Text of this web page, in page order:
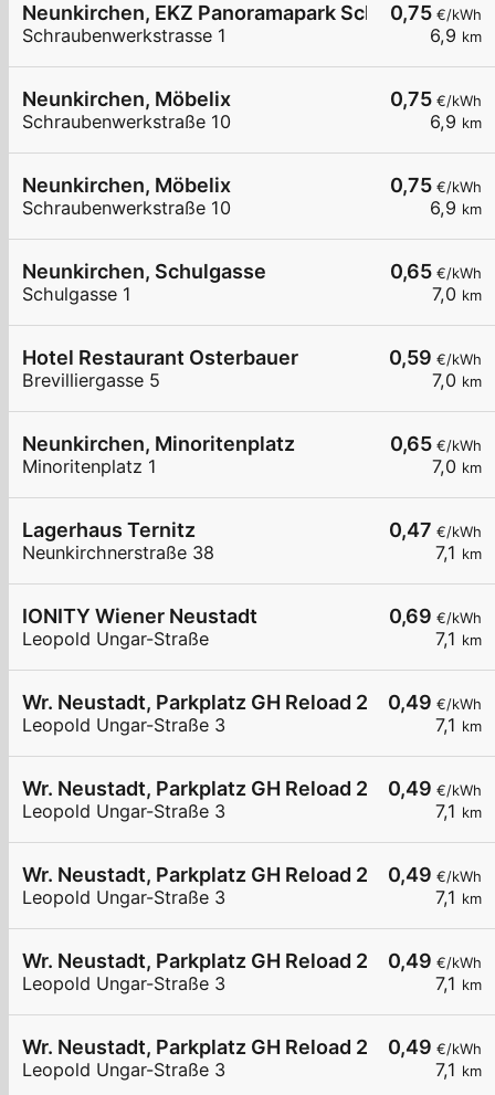
0,75 €/kWh
6,9 km
Neunkirchen, EKZ Panoramapark
Schraubenwerkstrasse 1
0,75 €/kWh
6,9 km
Neunkirchen, Möbelix
Schraubenwerkstraße 10
0,75 €/kWh
6,9 km
Neunkirchen, Möbelix
Schraubenwerkstraße 10
0,65 €/kWh
7,0 km
Neunkirchen, Schulgasse
Schulgasse 1
0,59 €/kWh
7,0 km
Hotel Restaurant Osterbauer
Brevilliergasse 5
0,65 €/kWh
7,0 km
Neunkirchen, Minoritenplatz
Minoritenplatz 1
0,47 €/kWh
7,1 km
Lagerhaus Ternitz
Neunkirchnerstraße 38
0,69 €/kWh
7,1 km
IONITY Wiener Neustadt
Leopold Ungar-Straße
0,49 €/kWh
7,1 km
Wr. Neustadt, Parkplatz GH Reload 24
Leopold Ungar-Straße 3
0,49 €/kWh
7,1 km
Wr. Neustadt, Parkplatz GH Reload 24
Leopold Ungar-Straße 3
0,49 €/kWh
7,1 km
Wr. Neustadt, Parkplatz GH Reload 24
Leopold Ungar-Straße 3
0,49 €/kWh
7,1 km
Wr. Neustadt, Parkplatz GH Reload 24
Leopold Ungar-Straße 3
0,49 €/kWh
7,1 km
Wr. Neustadt, Parkplatz GH Reload 24
Leopold Ungar-Straße 3